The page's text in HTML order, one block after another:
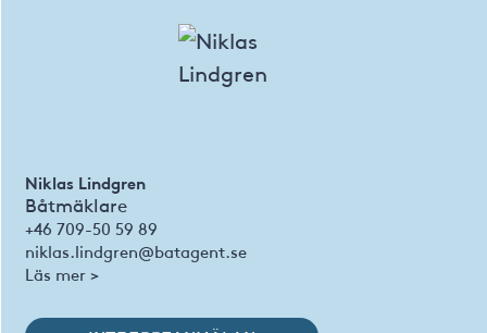
Niklas Lindgren
Båtmäklare
+46 709-50 59 89
niklas.lindgren@batagent.se
Läs mer >